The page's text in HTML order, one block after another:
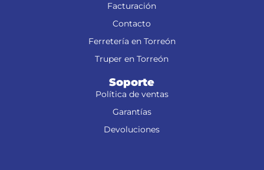
Facturación
Contacto
Ferretería en Torreón
Truper en Torreón
Soporte
Política de ventas
Garantías
Devoluciones